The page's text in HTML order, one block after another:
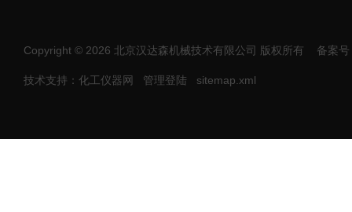
Copyright © 2026 北京汉达森机械技术有限公司 版权所有 备案
技术支持：化工仪器网 管理登陆 sitemap.xml